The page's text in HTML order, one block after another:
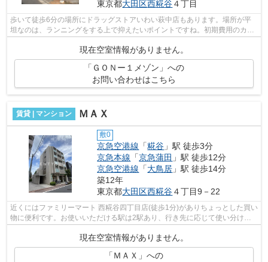
東京都大田区西糀谷４丁目
歩いて徒歩6分の場所にドラッグストアいわい萩中店もあります。場所が平
坦なのは、ランニングをする上で抑えたいポイントですね。初期費用のカー
ド決済ができます。通風良好で陽の当た...
現在空室情報がありません。
「ＧＯＮー１メゾン」への
お問い合わせはこちら
賃貸 | マンション ＭＡＸ
敷0
京急空港線 「糀谷 」駅 徒歩3分
京急本線 「京急蒲田 」駅 徒歩12分
京急空港線 「大鳥居 」駅 徒歩14分
築12年
東京都大田区西糀谷４丁目9－22
近くにはファミリーマート 西糀谷四丁目店(徒歩1分)がありちょっとした買い
物に便利です。お使いいただける駅は2駅あり、行き先に応じて使い分けが
現在空室情報がありません。
「ＭＡＸ」への